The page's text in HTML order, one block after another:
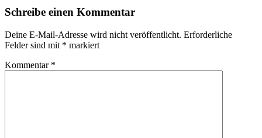
Schreibe einen Kommentar
Deine E-Mail-Adresse wird nicht veröffentlicht. Erforderliche
Felder sind mit * markiert
Kommentar *